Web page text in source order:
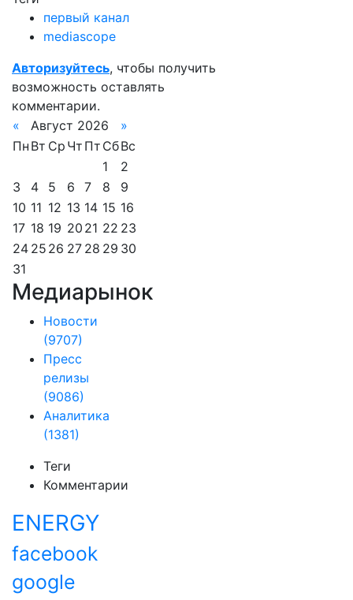
первый канал
mediascope
Авторизуйтесь, чтобы получить
возможность оставлять
комментарии.
«
Август 2026
»
Пн Вт Ср Чт Пт СбВс
1
2
3
4 5 6 7 8
9
10 11 12 13 14 15 16
17 18 19 20 21 22 23
24 25 26 27 28 29 30
31
Медиарынок
Новости
(9707)
Пресс
релизы
(9086)
Аналитика
(1381)
Теги
Комментарии
ENERGY
facebook
google